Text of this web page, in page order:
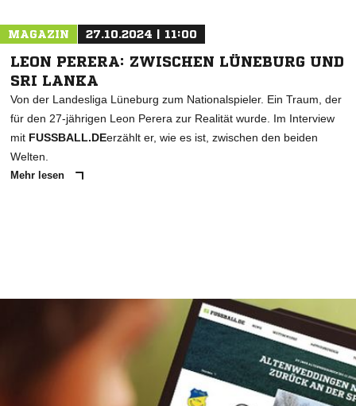
MAGAZIN 27.10.2024 | 11:00
LEON PERERA: ZWISCHEN LÜNEBURG UND
SRI LANKA
Von der Landesliga Lüneburg zum Nationalspieler. Ein Traum, der
für den 27-jährigen Leon Perera zur Realität wurde. Im Interview
mit FUSSBALL.DEerzählt er, wie es ist, zwischen den beiden
Welten.
Mehr lesen